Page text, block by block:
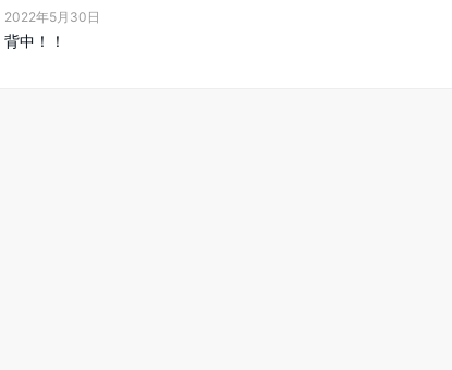
2022年5月30日
背中！！